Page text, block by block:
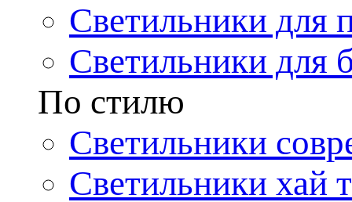
Светильники для
Светильники для
По стилю
Светильники
Светильники хай